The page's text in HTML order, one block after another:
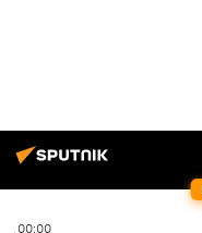
00:00